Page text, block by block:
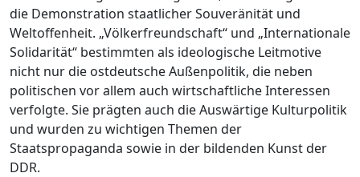
die Demonstration staatlicher Souveränität und
Weltoffenheit. „Völkerfreundschaft“ und „Internationale
Solidarität“ bestimmten als ideologische Leitmotive
nicht nur die ostdeutsche Außenpolitik, die neben
politischen vor allem auch wirtschaftliche Interessen
verfolgte. Sie prägten auch die Auswärtige Kulturpolitik
und wurden zu wichtigen Themen der
Staatspropaganda sowie in der bildenden Kunst der
DDR.